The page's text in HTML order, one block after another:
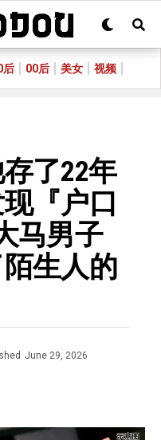
后 00后 美女 视频
存了22年
『户口
马男子
生人的
June 29, 2026